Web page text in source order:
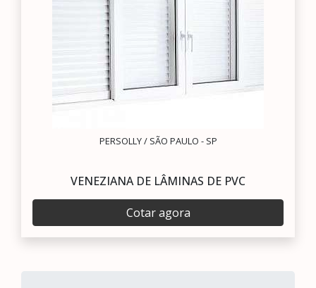
PERSOLLY / SÃO PAULO - SP
VENEZIANA DE LÂMINAS DE PVC
Cotar agora